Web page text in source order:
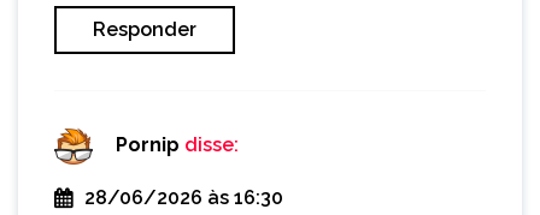
Responder
Pornip disse:
28/06/2026 às 16:30